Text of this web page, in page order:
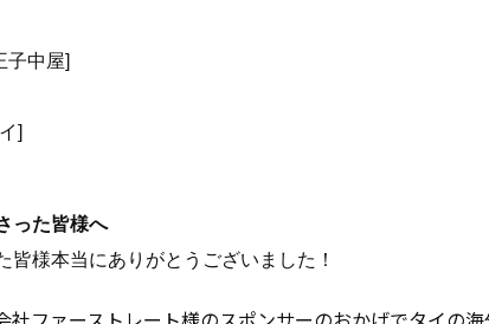
子中屋]
]
った皆様へ
皆様本当にありがとうございました！